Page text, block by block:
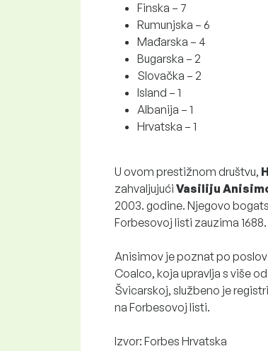
Finska – 7
Rumunjska – 6
Mađarska – 4
Bugarska – 2
Slovačka – 2
Island – 1
Albanija – 1
Hrvatska – 1
U ovom prestižnom društvu,
zahvaljujući Vasiliju
2003. godine. Njegovo
Forbesovoj listi zauzima
Anisimov je poznat po
Coalco, koja upravlja s više
Švicarskoj, službeno je
na Forbesovoj listi.
Izvor: Forbes Hrvatska